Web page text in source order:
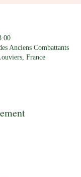
Anciens Combattants
France